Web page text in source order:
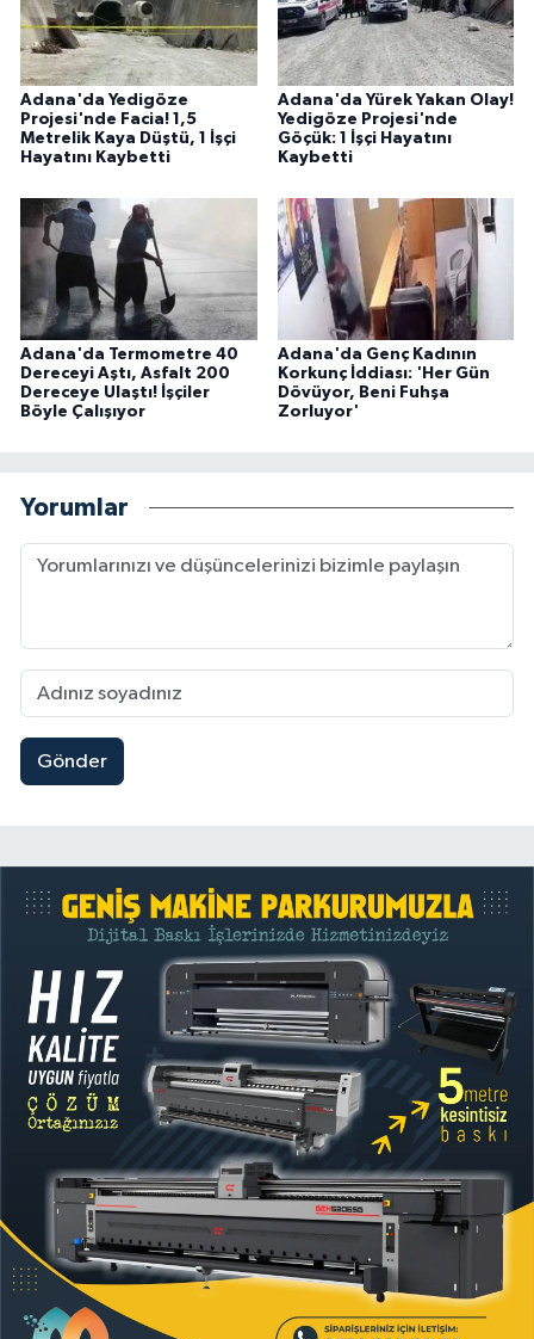
Adana'da Yedigöze
Projesi'nde Facia! 1,5
Metrelik Kaya Düştü, 1 İşçi
Hayatını Kaybetti
Adana'da Yürek Yakan Olay!
Yedigöze Projesi'nde
Göçük: 1 İşçi Hayatını
Kaybetti
Adana'da Termometre 40
Dereceyi Aştı, Asfalt 200
Dereceye Ulaştı! İşçiler
Böyle Çalışıyor
Adana'da Genç Kadının
Korkunç İddiası: 'Her Gün
Dövüyor, Beni Fuhşa
Zorluyor'
Yorumlar
Gönder